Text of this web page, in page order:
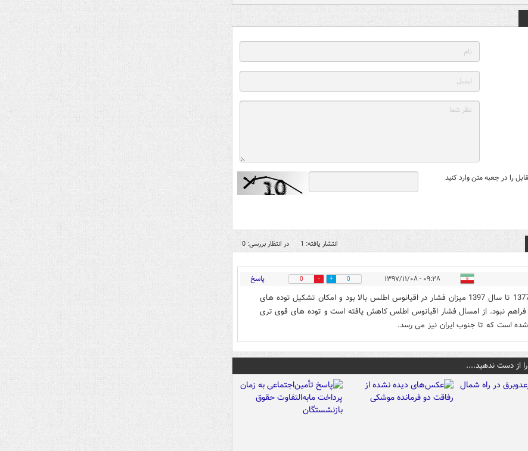
را در جعبه متن وارد کنید
انتشار یافته: 1 در انتظار بررسی: 0
۰۹:۲۸ - ۱۳۹۷/۱۱/۰۸ 0
0 پاسخ
از سال 1377 تا سال 1397 میزان فشار در اقیانوس اطلس بالا بود و امکان تشکیل توده های
فراهم نبود. از امسال فشار اقیانوس اطلس کاهش یافته است و توده های قوی تری
است که تا جنوب ایران نیز می رسد.
از دست ندهید....